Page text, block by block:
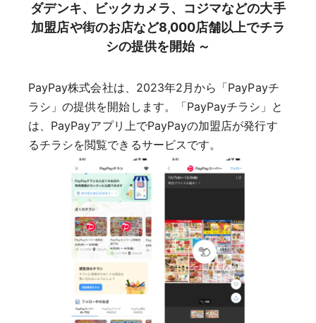
ダデンキ、ビックカメラ、コジマなどの大手
加盟店や街のお店など8,000店舗以上でチラ
シの提供を開始 ～
PayPay株式会社は、2023年2月から「PayPayチ
ラシ」の提供を開始します。「PayPayチラシ」と
は、PayPayアプリ上でPayPayの加盟店が発行す
るチラシを閲覧できるサービスです。